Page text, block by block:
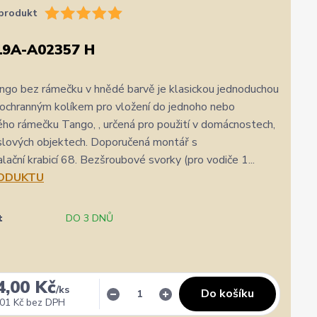
✓
i
%★★★★★
Ověřený zákazník✓
Přidáno 3. srpna
Heureka.cz
i
Doporučuje obchod ★★★★★
A02357 H
bez rámečku v hnědé barvě je klasickou jednoduchou
kolíkem pro vložení do jednoho nebo
rámečku Tango, , určená pro použití v domácnostech,
objektech. Doporučená montář s
krabicí 68. Bezšroubové svorky (pro vodiče 1...
DO 3 DNŮ
Kč/ks
Kč bez DPH
Do košíku